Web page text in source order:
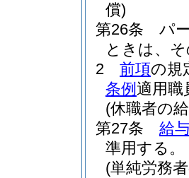
償)
第26条
パ
ときは、
2
前項の規
条例 適用職
(休職者の
第27条
給
準用する。
(単純労務